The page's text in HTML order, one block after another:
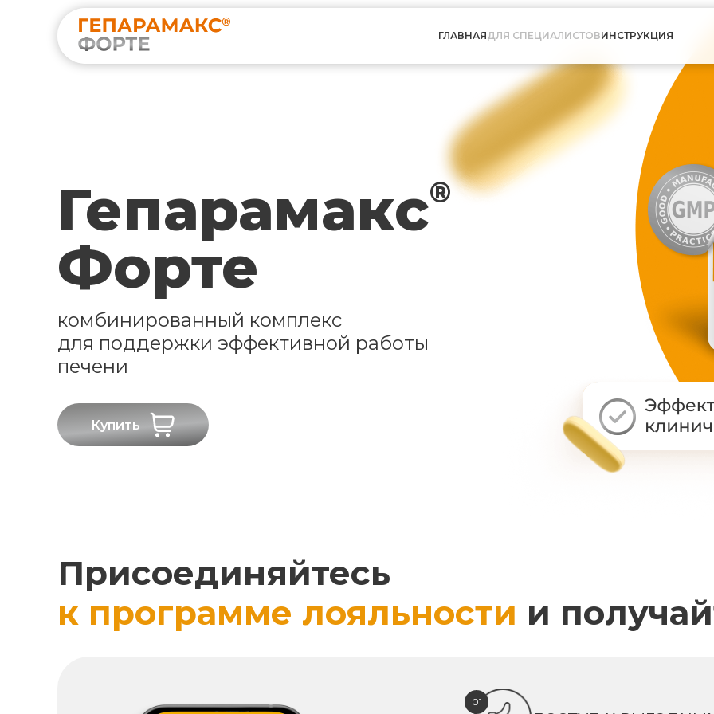
ГЛАВНАЯДЛЯ СПЕЦИАЛИСТОВИНСТРУКЦИЯ
Гепарамакс®
Форте
комбинированный комплекс
для поддержки эффективной работы
печени
Купить
Присоединяйтесь
к программе лояльности и
01